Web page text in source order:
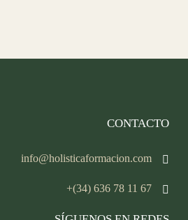
CONTACTO
info@holisticaformacion.com
+(34) 636 78 11 67